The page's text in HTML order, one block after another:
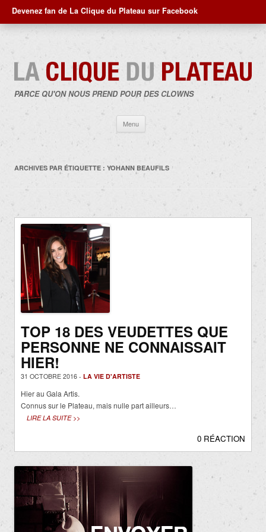
Devenez fan de La Clique du Plateau sur Facebook
PARCE QU'ON NOUS PREND POUR DES CLOWNS
Menu
contenu
ARCHIVES PAR ÉTIQUETTE : YOHANN BEAUFILS
TOP 18 DES VEUDETTES QUE
PERSONNE NE CONNAISSAIT
HIER!
31 OCTOBRE 2016 - LA VIE D'ARTISTE
Hier au Gala Artis.
Connus sur le Plateau, mais nulle part ailleurs…
LIRE LA SUITE >>
0 RÉACTION